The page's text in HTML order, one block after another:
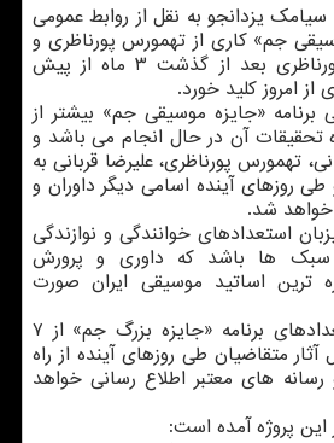
یزدانجو به نقل از روابط عمومی
جم» کاری از تهمورس پورناظری و
تهیه کنندگی سهراب پورناظری بعد از گذشت ۳ ماه از پیش
امروز کلید خورد.
برنامه «جایزه موسیقی جم» بیشتر از
آن در حال انجام می باشد و
تهمورس پورناظری، علیرضا قربانی به
طی روزهای آینده اسامی دیگر داوران و
خواهد شد.
استعدادهای خوانندگی و نوازندگی
ها باشد که داوری و پرورش
ترین اساتید موسیقی ایران صورت
فراخوان ثبت نام استعدادهای برنامه «جایزه بزرگ جم» از ۷
آثار متقاضیان طی روزهای آینده از راه
های معتبر اطلاع رسانی خواهد
پروژه آمده است: